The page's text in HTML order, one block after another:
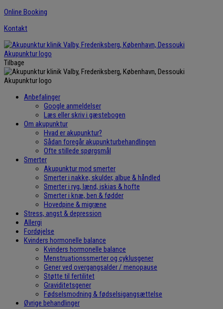
Hop
indholdet
Online Booking
Kontakt
Tilbage
Anbefalinger
Google anmeldelser
Læs eller skriv i gæstebogen
Om akupunktur
Hvad er akupunktur?
Sådan foregår akupunkturbehandlingen
Ofte stillede spørgsmål
Smerter
Akupunktur mod smerter
Smerter i nakke, skulder, albue & håndled
Smerter i ryg, lænd, iskias & hofte
Smerter i knæ, ben & fødder
Hovedpine & migræne
Stress, angst & depression
Allergi
Fordøjelse
Kvinders hormonelle balance
Kvinders hormonelle balance
Menstruationssmerter og cyklusgener
Gener ved overgangsalder / menopause
Støtte til fertilitet
Graviditetsgener
Fødselsmodning & fødselsigangsættelse
Øvrige behandlinger